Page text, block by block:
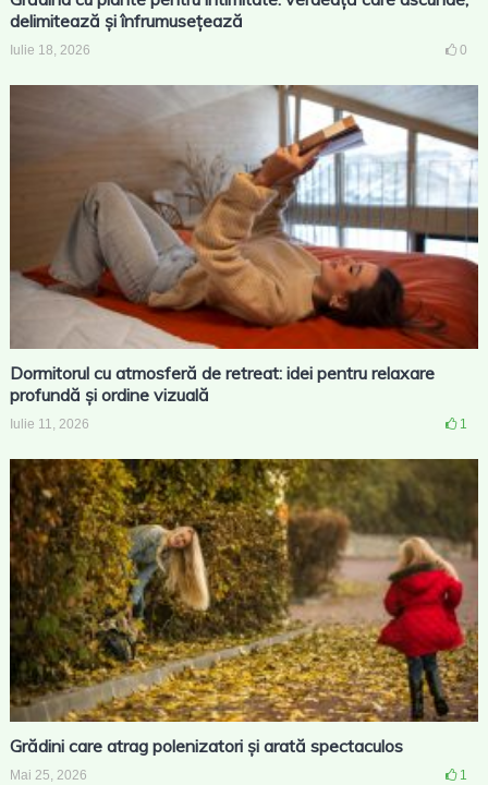
delimitează și înfrumusețează
Iulie 18, 2026 0
Dormitorul cu atmosferă de retreat: idei pentru relaxare
profundă și ordine vizuală
Iulie 11, 2026 1
Grădini care atrag polenizatori și arată spectaculos
Mai 25, 2026 1